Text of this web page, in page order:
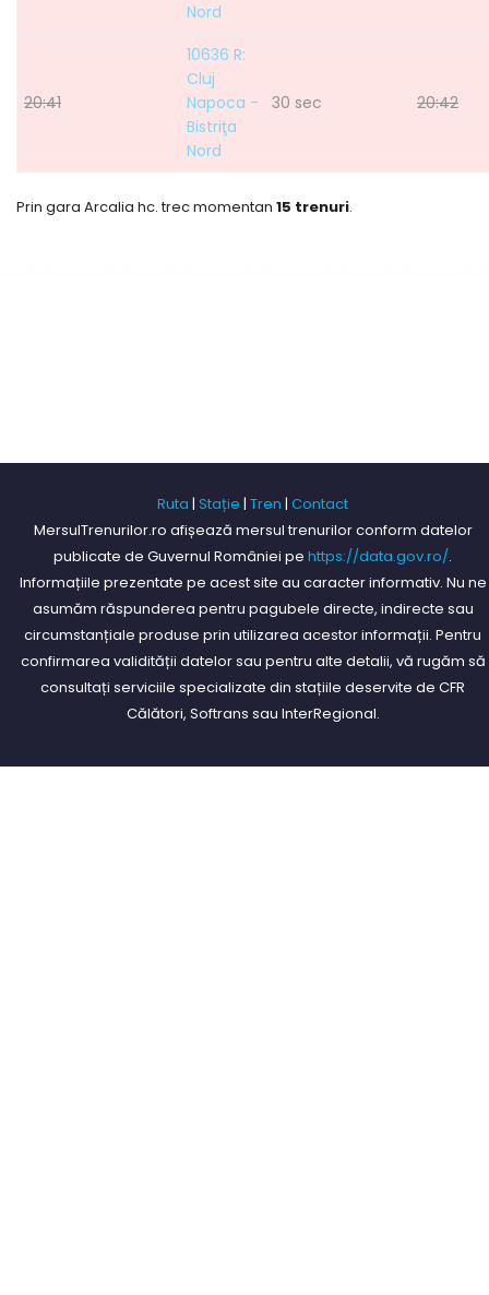
Nord
20:41
10636 R:
Cluj
Napoca -
Bistriţa
Nord
30 sec 20:42
Prin gara Arcalia hc. trec momentan 15 trenuri.
Ruta | Stație | Tren | Contact
MersulTrenurilor.ro afișează mersul trenurilor conform datelor
publicate de Guvernul României pe https://data.gov.ro/.
Informațiile prezentate pe acest site au caracter informativ. Nu ne
asumăm răspunderea pentru pagubele directe, indirecte sau
circumstanțiale produse prin utilizarea acestor informații. Pentru
confirmarea validității datelor sau pentru alte detalii, vă rugăm să
consultați serviciile specializate din stațiile deservite de CFR
Călători, Softrans sau InterRegional.